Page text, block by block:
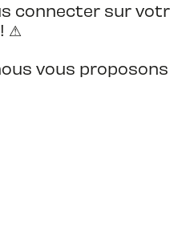
connecter sur
⚠
vous